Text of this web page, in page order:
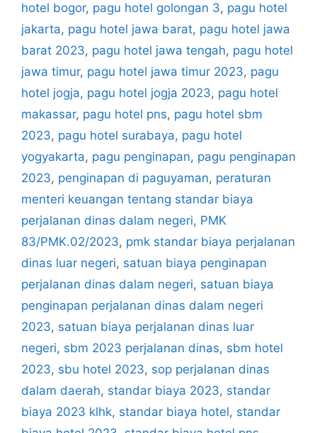
hotel bogor, pagu hotel golongan 3, pagu hotel
jakarta, pagu hotel jawa barat, pagu hotel jawa
barat 2023, pagu hotel jawa tengah, pagu hotel
jawa timur, pagu hotel jawa timur 2023, pagu
hotel jogja, pagu hotel jogja 2023, pagu hotel
makassar, pagu hotel pns, pagu hotel sbm
2023, pagu hotel surabaya, pagu hotel
yogyakarta, pagu penginapan, pagu penginapan
2023, penginapan di paguyaman, peraturan
menteri keuangan tentang standar biaya
perjalanan dinas dalam negeri, PMK
83/PMK.02/2023, pmk standar biaya perjalanan
dinas luar negeri, satuan biaya penginapan
perjalanan dinas dalam negeri, satuan biaya
penginapan perjalanan dinas dalam negeri
2023, satuan biaya perjalanan dinas luar
negeri, sbm 2023 perjalanan dinas, sbm hotel
2023, sbu hotel 2023, sop perjalanan dinas
dalam daerah, standar biaya 2023, standar
biaya 2023 klhk, standar biaya hotel, standar